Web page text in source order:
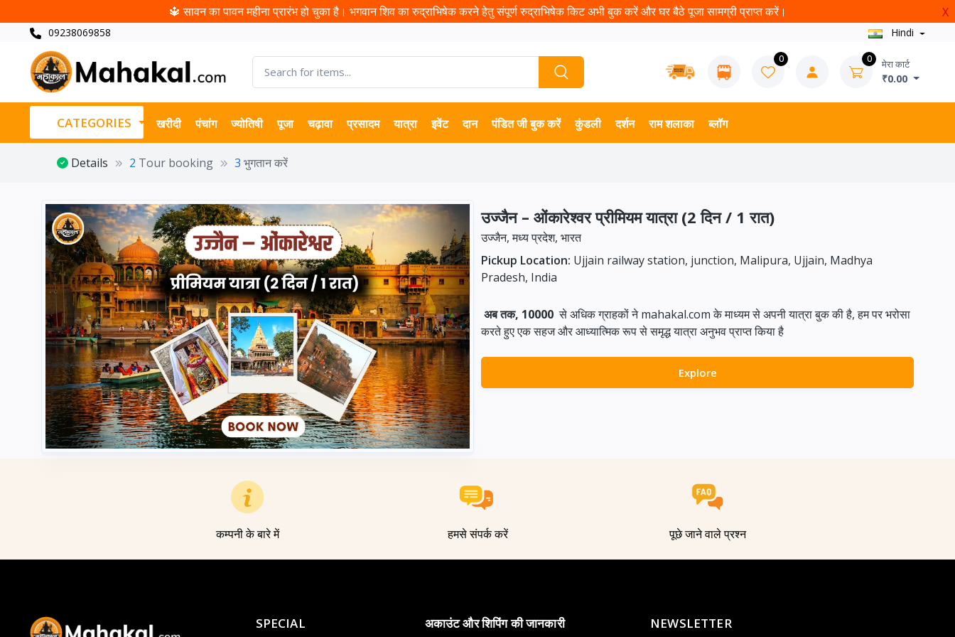
🔱 सावन का पावन महीना प्रारंभ हो चुका है। भगवान शिव का रुद्राभिषेक करने हेतु संपूर्ण रुद्राभिषेक किट अभी बुक करें और घर बैठे पूजा सामग्री प्राप्त करें। X
09238069858 Hindi
0 0 मेरा कार्ट
₹0.00
CATEGORIES खरीदी पंचांग ज्योतिषी पूजा चढ़ावा प्रसादम यात्रा इवेंट दान पंडित जी बुक करें कुंडली दर्शन राम शलाका ब्लॉग
Details 2 Tour booking 3 भुगतान करें
उज्जैन – ओंकारेश्वर प्रीमियम यात्रा (2 दिन / 1 रात)
उज्जैन, मध्य प्रदेश, भारत
Pickup Location: Ujjain railway station, junction, Malipura, Ujjain, Madhya
Pradesh, India
अब तक, 10000 से अधिक ग्राहकों ने mahakal.com के माध्यम से अपनी यात्रा बुक की है, हम पर भरोसा
करते हुए एक सहज और आध्यात्मिक रूप से समृद्ध यात्रा अनुभव प्राप्त किया है
Explore
कम्पनी के बारे में हमसे संपर्क करें पूछे जाने वाले प्रश्न
SPECIAL अकाउंट और शिपिंग की जानकारी NEWSLETTER